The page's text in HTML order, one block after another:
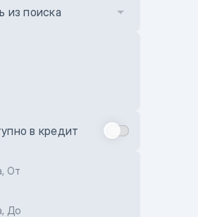
из поиска
в кредит
От
До